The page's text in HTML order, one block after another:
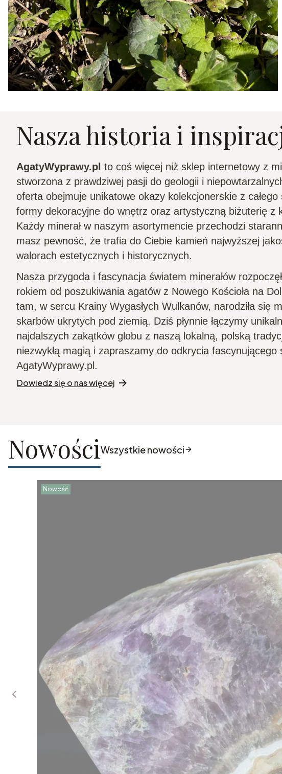
Nasza historia i
AgatyWyprawy.pl to coś więcej niż sklep internetowy z
stworzona z prawdziwej pasji do geologii i
oferta obejmuje unikatowe okazy kolekcjonerskie z
formy dekoracyjne do wnętrz oraz artystyczną biżuterię z
Każdy minerał w naszym asortymencie przechodzi
masz pewność, że trafia do Ciebie kamień najwyższej
walorach estetycznych i historycznych.
Nasza przygoda i fascynacja światem minerałów
rokiem od poszukiwania agatów z Nowego Kościoła na
tam, w sercu Krainy Wygasłych Wulkanów, narodziła się
skarbów ukrytych pod ziemią. Dziś płynnie łączymy
najdalszych zakątków globu z naszą lokalną, polską
niezwykłą magią i zapraszamy do odkrycia fascynującego
AgatyWyprawy.pl.
Dowiedz się o nas więcej
NowościWszystkie nowości
Nowość